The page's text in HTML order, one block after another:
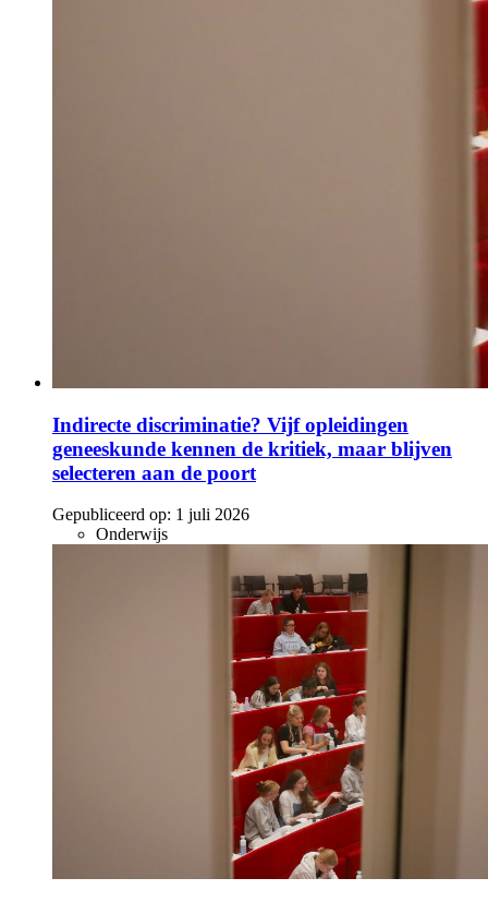
Indirecte discriminatie? Vijf opleidingen
geneeskunde kennen de kritiek, maar blijven
selecteren aan de poort
Gepubliceerd op: 1 juli 2026
Onderwijs